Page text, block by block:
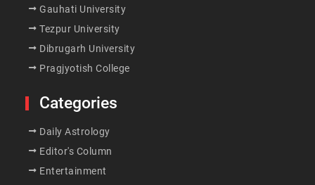
Gauhati University
Tezpur University
Dibrugarh University
Pragjyotish College
Categories
Daily Astrology
Editor's Column
Entertainment